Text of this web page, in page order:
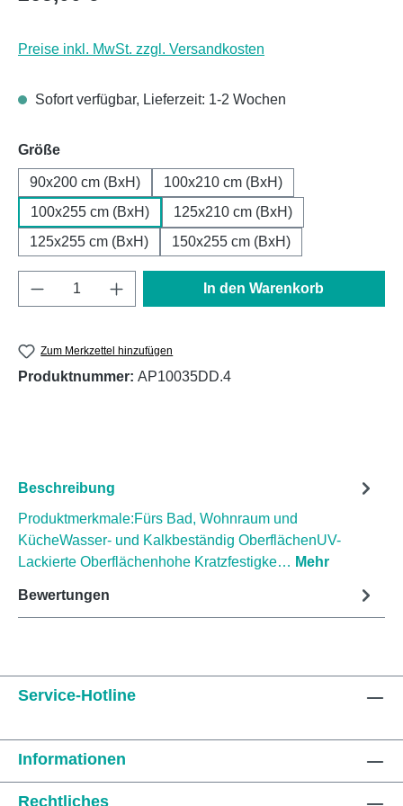
Preise inkl. MwSt. zzgl. Versandkosten
Sofort verfügbar, Lieferzeit: 1-2 Wochen
Größeauswählen
90x200 cm (BxH)
100x210 cm (BxH)
100x255 cm (BxH)
125x210 cm (BxH)
125x255 cm (BxH)
150x255 cm (BxH)
Produkt Anzahl: Gib den gewünschten
In den Warenkorb
Zum Merkzettel hinzufügen
Produktnummer: AP10035DD.4
Beschreibung
Produktmerkmale:Fürs Bad, Wohnraum und
KücheWasser- und Kalkbeständig OberflächenUV-
Lackierte Oberflächenhohe Kratzfestigke… Mehr
Bewertungen
Service-Hotline
Informationen
Rechtliches